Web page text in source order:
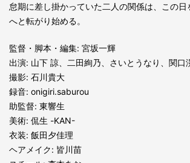
怠期に差し掛かっていた二人の関係は、この日
へと転がり始める。
監督・脚本・編集: 宮坂一輝
出演: 山下 諒、二田絢乃、さいとうなり、関口
撮影: 石川貴大
録音: onigiri.saburou
助監督: 東響生
美術: 侃生 -KAN-
衣装: 飯田夕佳理
ヘアメイク: 皆川苗